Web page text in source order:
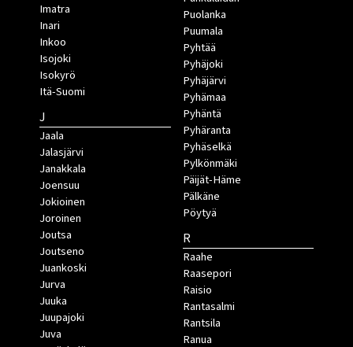
Imatra
Inari
Inkoo
Isojoki
Isokyrö
Itä-Suomi
J
Jaala
Jalasjärvi
Janakkala
Joensuu
Jokioinen
Joroinen
Joutsa
Joutseno
Juankoski
Jurva
Juuka
Juupajoki
Juva
Puolanka
Puumala
Pyhtää
Pyhäjoki
Pyhäjärvi
Pyhämaa
Pyhäntä
Pyhäranta
Pyhäselkä
Pylkönmäki
Päijät-Häme
Pälkäne
Pöytyä
R
Raahe
Raasepori
Raisio
Rantasalmi
Rantsila
Ranua